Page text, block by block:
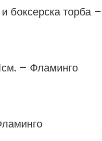
боксерска торба
– Фламинго